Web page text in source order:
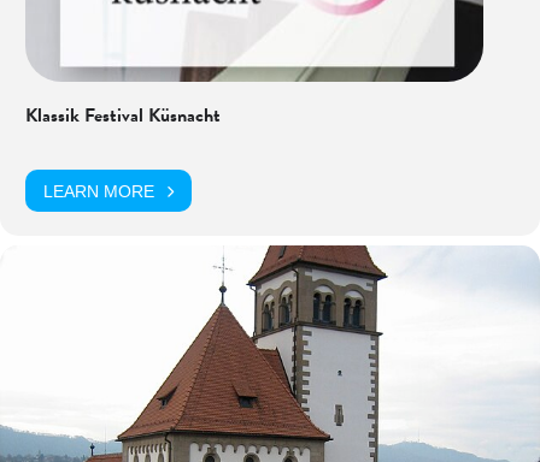
Klassik Festival Küsnacht
LEARN MORE